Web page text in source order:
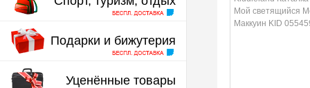
Подарки и бижутерия
Уценённые товары
Мой светящийся
Маккуин KID